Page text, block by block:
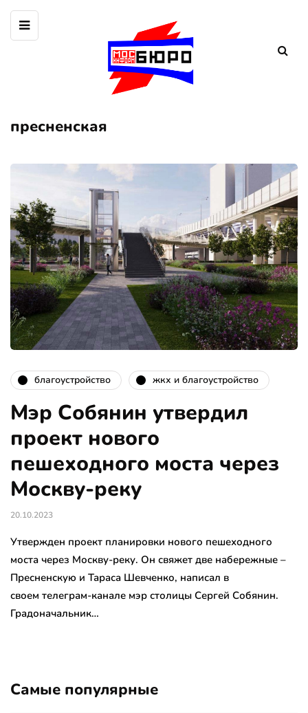
пресненская
благоустройство жкх и благоустройство
Мэр Собянин утвердил
проект нового
пешеходного моста через
Москву-реку
20.10.2023
Утвержден проект планировки нового пешеходного
моста через Москву-реку. Он свяжет две набережные –
Пресненскую и Тараса Шевченко, написал в
своем телеграм-канале мэр столицы Сергей Собянин.
Градоначальник…
Самые популярные